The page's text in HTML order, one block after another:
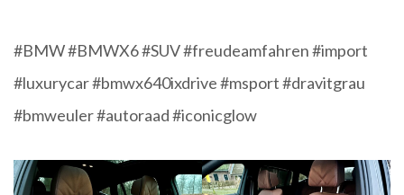
#BMW #BMWX6 #SUV #freudeamfahren #import
#luxurycar #bmwx640ixdrive #msport #dravitgrau
#bmweuler #autoraad #iconicglow